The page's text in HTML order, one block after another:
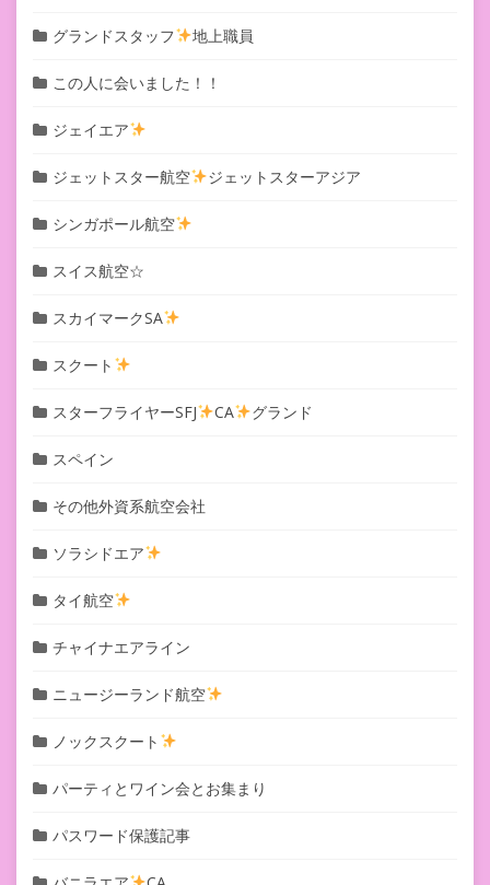
グランドスタッフ 地上職員
この人に会いました！！
ジェイエア
ジェットスター航空 ジェットスターアジア
シンガポール航空
スイス航空☆
スカイマークSA
スクート
スターフライヤーSFJ CA グランド
スペイン
その他外資系航空会社
ソラシドエア
タイ航空
チャイナエアライン
ニュージーランド航空
ノックスクート
パーティとワイン会とお集まり
パスワード保護記事